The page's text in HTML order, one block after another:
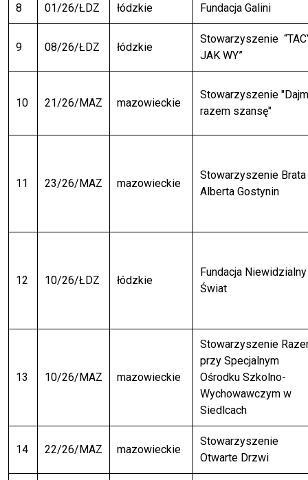
8 01/26/ŁDZ łódzkie Fundacja Galini
9 08/26/ŁDZ łódzkie
Stowarzyszenie
JAK WY”
10 21/26/MAZ mazowieckie
Stowarzyszenie
razem szansę"
11 23/26/MAZ mazowieckie
Stowarzyszenie Brata
Alberta Gostynin
12 10/26/ŁDZ łódzkie
Fundacja Niewidzialny
Świat
13 10/26/MAZ mazowieckie
Stowarzyszenie
przy Specjalnym
Ośrodku Szkolno-
Wychowawczym w
Siedlcach
14 22/26/MAZ mazowieckie
Stowarzyszenie
Otwarte Drzwi